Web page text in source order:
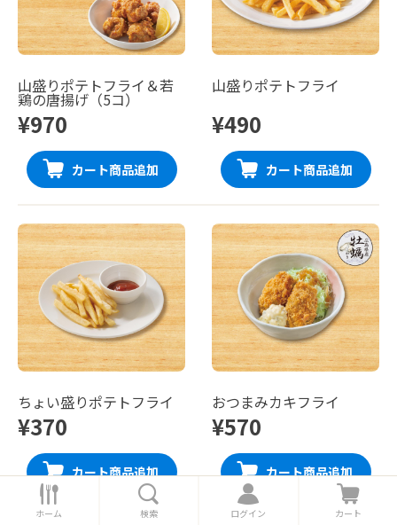
山盛りポテトフライ＆若
鶏の唐揚げ（5コ）
¥970
カート商品追加
山盛りポテトフライ
¥490
カート商品追加
ちょい盛りポテトフライ
¥370
カート商品追加
おつまみカキフライ
¥570
カート商品追加
ホ
ー
ホーム 索
検索
ロ
グ
ログイン
カ
ー
カート